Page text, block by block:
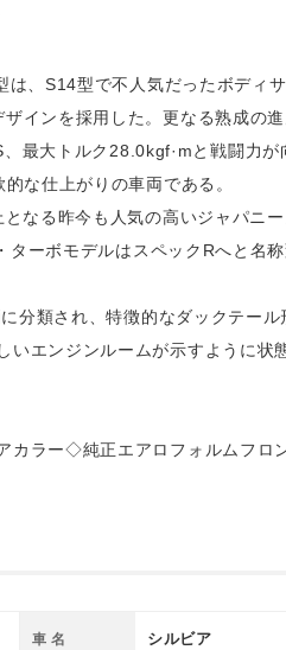
、S14型で不人気だったボディ
インを採用した。更なる熟成の
最大トルク28.0kgf·mと戦闘力が
な仕上がりの車両である。
なる昨今も人気の高いジャパニ
ーボモデルはスペックRへと名
分類され、特徴的なダックテール
いエンジンルームが示すように状
ラー◇純正エアロフォルムフロ
車 名 シルビア